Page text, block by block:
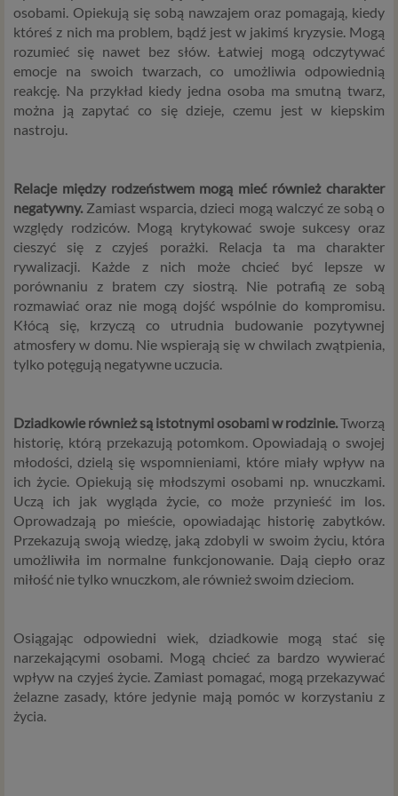
osobami. Opiekują się sobą nawzajem oraz pomagają, kiedy
któreś z nich ma problem, bądź jest w jakimś kryzysie. Mogą
rozumieć się nawet bez słów. Łatwiej mogą odczytywać
emocje na swoich twarzach, co umożliwia odpowiednią
reakcję. Na przykład kiedy jedna osoba ma smutną twarz,
można ją zapytać co się dzieje, czemu jest w kiepskim
nastroju.
Relacje między rodzeństwem mogą mieć również charakter
negatywny. Zamiast wsparcia, dzieci mogą walczyć ze sobą o
względy rodziców. Mogą krytykować swoje sukcesy oraz
cieszyć się z czyjeś porażki. Relacja ta ma charakter
rywalizacji. Każde z nich może chcieć być lepsze w
porównaniu z bratem czy siostrą. Nie potrafią ze sobą
rozmawiać oraz nie mogą dojść wspólnie do kompromisu.
Kłócą się, krzyczą co utrudnia budowanie pozytywnej
atmosfery w domu. Nie wspierają się w chwilach zwątpienia,
tylko potęgują negatywne uczucia.
Dziadkowie również są istotnymi osobami w rodzinie.Tworzą
historię, którą przekazują potomkom. Opowiadają o swojej
młodości, dzielą się wspomnieniami, które miały wpływ na
ich życie. Opiekują się młodszymi osobami np. wnuczkami.
Uczą ich jak wygląda życie, co może przynieść im los.
Oprowadzają po mieście, opowiadając historię zabytków.
Przekazują swoją wiedzę, jaką zdobyli w swoim życiu, która
umożliwiła im normalne funkcjonowanie. Dają ciepło oraz
miłość nie tylko wnuczkom, ale również swoim dzieciom.
Osiągając odpowiedni wiek, dziadkowie mogą stać się
narzekającymi osobami. Mogą chcieć za bardzo wywierać
wpływ na czyjeś życie. Zamiast pomagać, mogą przekazywać
żelazne zasady, które jedynie mają pomóc w korzystaniu z
życia.
danych oraz uchylenia dyrektywy 95/46/WE (określane
popularnie jako „RODO”). RODO obowiązywać będzie w
identycznym zakresie we wszystkich krajach Unii
Europejskiej, a więc także w Polsce i wprowadza szereg
zmian w zasadach regulujących przetwarzanie danych
osobowych, które będą miały wpływ na wiele dziedzin
życia, w tym na korzystanie z usług internetowych, takich
zagadnień dotyczących przetwarzania Twoich danych
osobowych, jakie może mieć miejsce po 25 maja 2018 r. w
związku z korzystaniem z naszych usług. Prosimy Cię o jej
przeczytanie, nie zajmie to więcej niż kilka minut.
Czym są dane osobowe
Dane osobowe to, zgodnie z RODO, informacje o
zidentyfikowanej lub możliwej do zidentyfikowania
osobie fizycznej. W przypadku korzystania z naszego
usłudze oferowanej przez Psychoradę. Dane osobowe
mogą być zapisywane w plikach cookies lub podobnych
technologiach (np. local storage) instalowanych przez nas
lub naszych Zaufanych Partnerów na naszych stronach i
urządzeniach, których używasz podczas korzystania z
naszych usług.
Podstawa i cel przetwarzania
Przetwarzanie danych osobowych wymaga podstawy
przypadkach korzystania z naszych usług wystąpią, co do
zasady trzy z nich:
Niezbędność przetwarzania do zawarcia lub